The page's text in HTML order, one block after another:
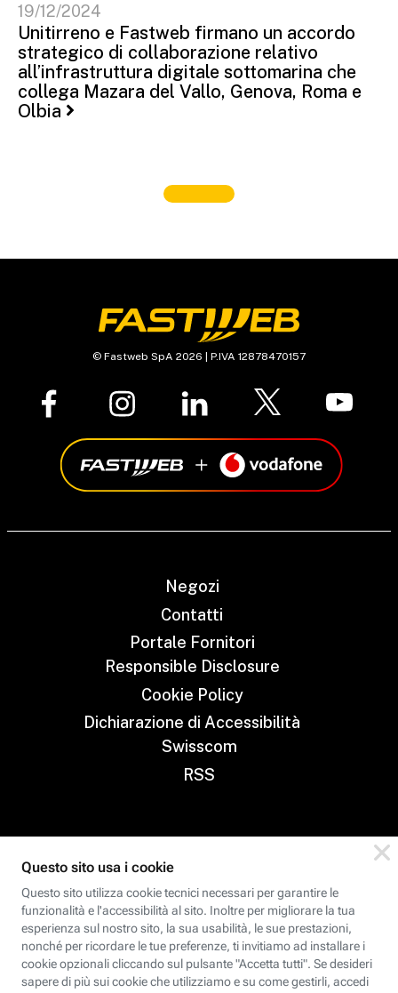
19/12/2024
Unitirreno e Fastweb firmano un accordo
strategico di collaborazione relativo
all’infrastruttura digitale sottomarina che
collega Mazara del Vallo, Genova, Roma e
Olbia
© Fastweb SpA 2026 | P.IVA 12878470157
Negozi
Contatti
Portale Fornitori
Responsible Disclosure
Cookie Policy
Dichiarazione di Accessibilità
Swisscom
RSS